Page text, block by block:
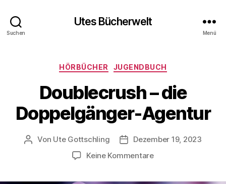
Suchen
Utes Bücherwelt
Menü
Kategorien
HÖRBÜCHER JUGENDBUCH
Doublecrush – die
Doppelgänger-Agentur
Beitragsautor
Von Ute Gottschling Veröffentlichungsdatum
Dezember 19, 2023
Keine Kommentarezu